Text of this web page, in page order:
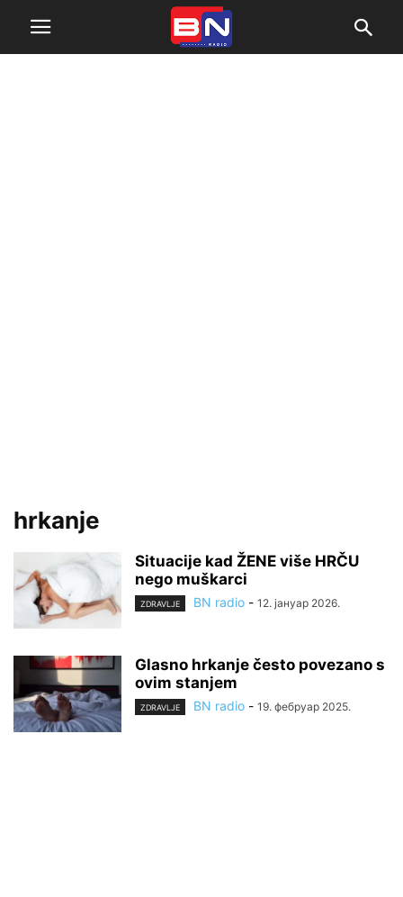
hrkanje
Situacije kad ŽENE više HRČU
nego muškarci
ZDRAVLJE BN radio - 12. јануар 2026.
Glasno hrkanje često povezano s
ovim stanjem
ZDRAVLJE BN radio - 19. фебруар 2025.